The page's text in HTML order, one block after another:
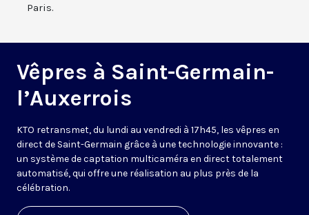
Paris.
Vêpres à Saint-Germain-
l’Auxerrois
KTO retransmet, du lundi au vendredi à 17h45, les vêpres en
direct de Saint-Germain grâce à une technologie innovante :
un système de captation multicaméra en direct totalement
automatisé, qui offre une réalisation au plus près de la
célébration.